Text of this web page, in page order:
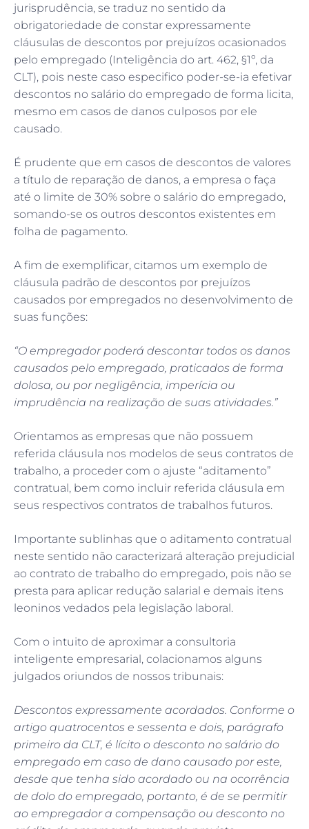
jurisprudência, se traduz no sentido da
obrigatoriedade de constar expressamente
cláusulas de descontos por prejuízos ocasionados
pelo empregado (Inteligência do art. 462, §1º, da
CLT), pois neste caso especifico poder-se-ia efetivar
descontos no salário do empregado de forma licita,
mesmo em casos de danos culposos por ele
causado.
É prudente que em casos de descontos de valores
a título de reparação de danos, a empresa o faça
até o limite de 30% sobre o salário do empregado,
somando-se os outros descontos existentes em
folha de pagamento.
A fim de exemplificar, citamos um exemplo de
cláusula padrão de descontos por prejuízos
causados por empregados no desenvolvimento de
suas funções:
“O empregador poderá descontar todos os danos
causados pelo empregado, praticados de forma
dolosa, ou por negligência, imperícia ou
imprudência na realização de suas atividades.”
Orientamos as empresas que não possuem
referida cláusula nos modelos de seus contratos de
trabalho, a proceder com o ajuste “aditamento”
contratual, bem como incluir referida cláusula em
seus respectivos contratos de trabalhos futuros.
Importante sublinhas que o aditamento contratual
neste sentido não caracterizará alteração prejudicial
ao contrato de trabalho do empregado, pois não se
presta para aplicar redução salarial e demais itens
leoninos vedados pela legislação laboral.
Com o intuito de aproximar a consultoria
inteligente empresarial, colacionamos alguns
julgados oriundos de nossos tribunais:
Descontos expressamente acordados. Conforme o
artigo quatrocentos e sessenta e dois, parágrafo
primeiro da CLT, é lícito o desconto no salário do
empregado em caso de dano causado por este,
desde que tenha sido acordado ou na ocorrência
de dolo do empregado, portanto, é de se permitir
ao empregador a compensação ou desconto no